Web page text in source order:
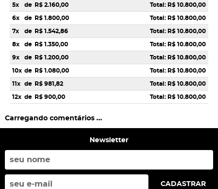
5x de R$ 2.160,00 Total: R$ 10.800,00
6x de R$ 1.800,00 Total: R$ 10.800,00
7x de R$ 1.542,86 Total: R$ 10.800,00
8x de R$ 1.350,00 Total: R$ 10.800,00
9x de R$ 1.200,00 Total: R$ 10.800,00
10x de R$ 1.080,00 Total: R$ 10.800,00
11x de R$ 981,82 Total: R$ 10.800,00
12x de R$ 900,00 Total: R$ 10.800,00
Carregando comentários ...
Newsletter
CADASTRAR